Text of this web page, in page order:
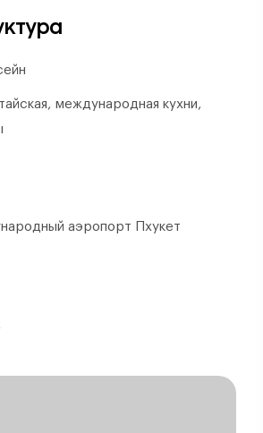
международная кухни,
аэропорт Пхукет